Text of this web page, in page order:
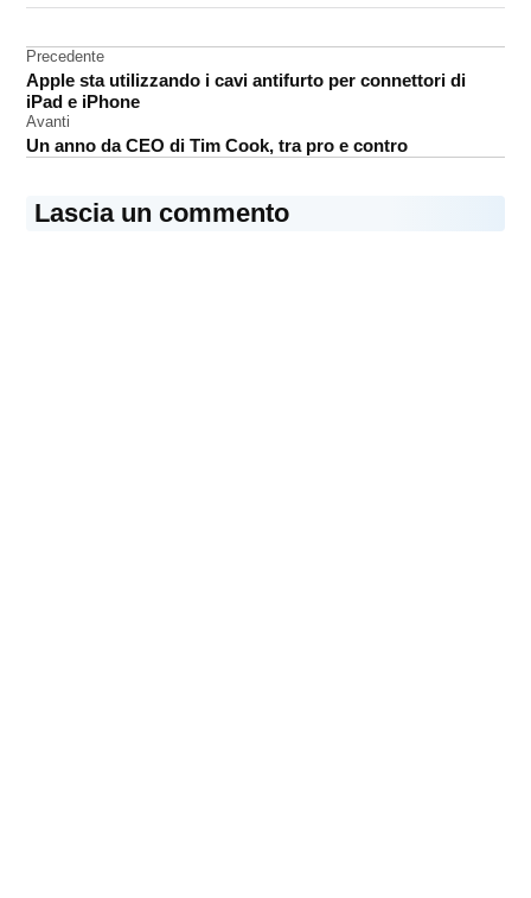
Samsung
Navigazione
articoli
Precedente
Apple sta utilizzando i cavi antifurto per connettori di
iPad e iPhone
Avanti
Un anno da CEO di Tim Cook, tra pro e contro
Lascia un commento